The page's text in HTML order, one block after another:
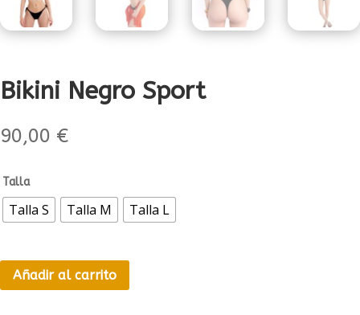
Bikini Negro Sport
90,00 €
Talla
Talla S Talla M Talla L
Añadir al carrito